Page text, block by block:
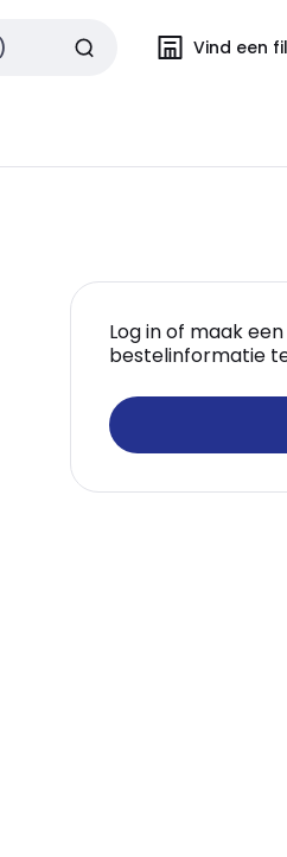
Vind een
Log in of maak
bestelinformatie